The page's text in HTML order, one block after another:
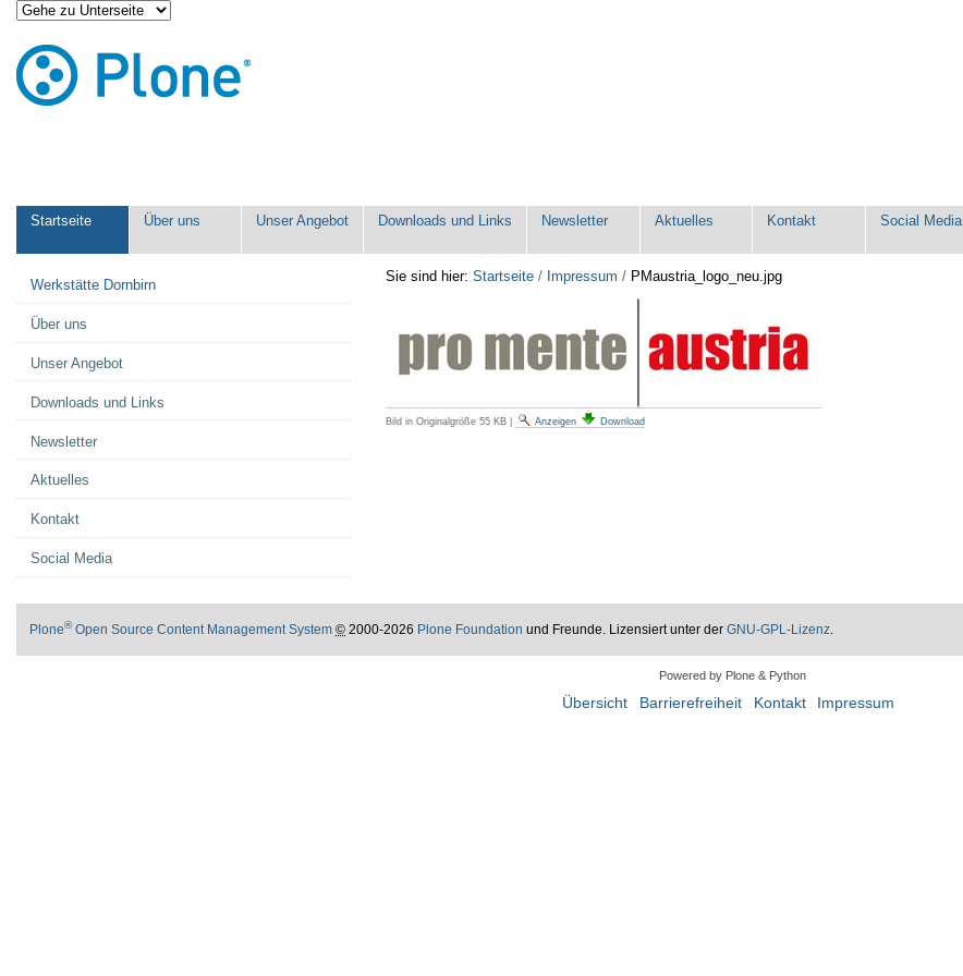
Direkt
zum
Inhalt
|
Direkt
zur
Benutzerspezifische
Werkzeuge
Startseite Über uns Unser Angebot Downloads und Links Newsletter Aktuelles Kontakt Social Media
Sie sind hier: Startseite / Impressum / PMaustria_logo_neu.jpg
Bild in Originalgröße 55 KB Anzeigen Download
Werkstätte Dornbirn
Über uns
Unser Angebot
Downloads und Links
Newsletter
Aktuelles
Kontakt
Social Media
Plone®Open Source Content Management System © 2000-2026 Plone Foundation und Freunde. Lizensiert unter derGNU-GPL-Lizenz.
Powered by Plone & Python
Übersicht Barrierefreiheit Kontakt Impressum